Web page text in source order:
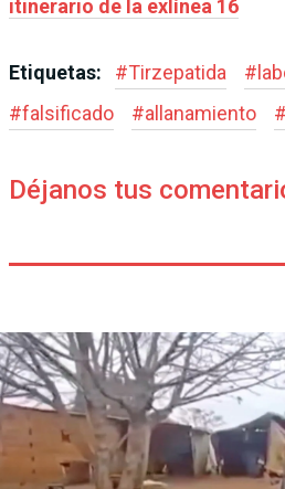
itinerario de la exlínea 16
Etiquetas: #Tirzepatida #
#falsificado #allanamiento #
Déjanos tus